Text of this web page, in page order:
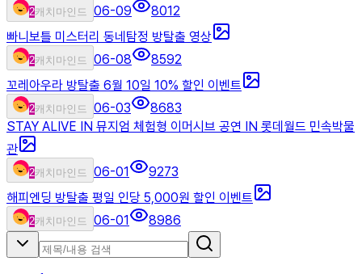
2캐치마인드 06-09
8012
빠니보틀 미스터리 동네탐정 방탈출 영상
2캐치마인드 06-08
8592
꼬레아우라 방탈출 6월 10일 10% 할인 이벤트
2캐치마인드 06-03
8683
STAY ALIVE IN 뮤지엄 체험형 이머시브 공연 IN 롯데월드 민속박물
관
2캐치마인드 06-01
9273
해피엔딩 방탈출 평일 인당 5,000원 할인 이벤트
2캐치마인드 06-01 8986